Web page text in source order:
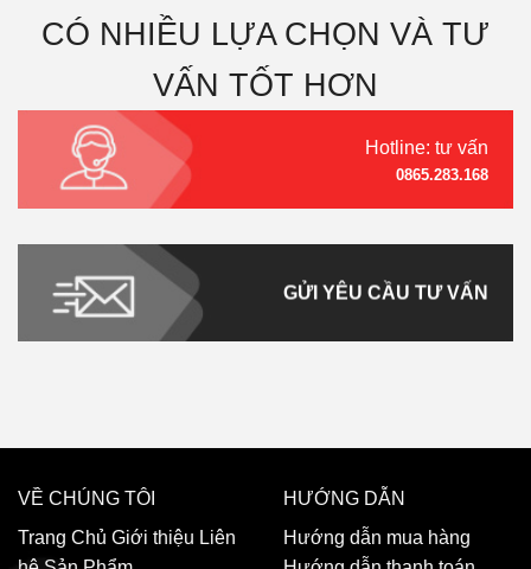
CÓ NHIỀU LỰA CHỌN VÀ TƯ
VẤN TỐT HƠN
Hotline: tư vấn
0865.283.168
GỬI YÊU CẦU TƯ VẤN
VỀ CHÚNG TÔI
Trang Chủ Giới thiệu Liên
HƯỚNG DẪN
Hướng dẫn mua hàng